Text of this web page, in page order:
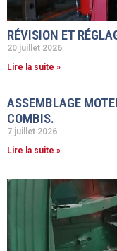
RÉVISION ET
20 juillet 2026
Lire la suite »
ASSEMBLAGE
COMBIS.
7 juillet 2026
Lire la suite »